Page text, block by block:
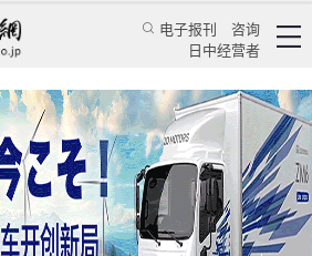
电子报刊
咨询
日中经营者
日本月刊创刊13周年